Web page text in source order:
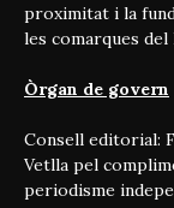
proximitat i la
les comarques
Òrgan de govern
Consell editorial:
Vetlla pel
periodisme